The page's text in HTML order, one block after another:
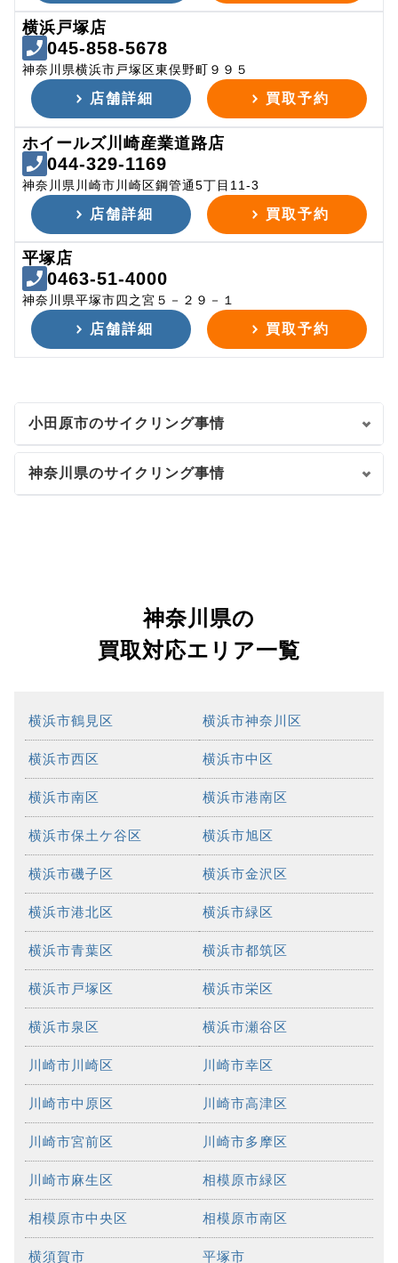
横浜戸塚店
045-858-5678
神奈川県横浜市戸塚区東俣野町９９５
店舗詳細 買取予約
ホイールズ川崎産業道路店
044-329-1169
神奈川県川崎市川崎区鋼管通5丁目11-3
店舗詳細 買取予約
平塚店
0463-51-4000
神奈川県平塚市四之宮５－２９－１
店舗詳細 買取予約
小田原市のサイクリング事情
神奈川県のサイクリング事情
神奈川県の
買取対応エリア一覧
横浜市鶴見区 横浜市神奈川区
横浜市西区 横浜市中区
横浜市南区 横浜市港南区
横浜市保土ケ谷区 横浜市旭区
横浜市磯子区 横浜市金沢区
横浜市港北区 横浜市緑区
横浜市青葉区 横浜市都筑区
横浜市戸塚区 横浜市栄区
横浜市泉区 横浜市瀬谷区
川崎市川崎区 川崎市幸区
川崎市中原区 川崎市高津区
川崎市宮前区 川崎市多摩区
川崎市麻生区 相模原市緑区
相模原市中央区 相模原市南区
横須賀市 平塚市